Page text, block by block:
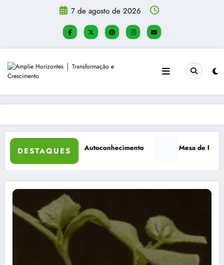
7 de agosto de 2026
DESTAQUES
um Diário de Autoconhecimento Mesa de Festa Junina: